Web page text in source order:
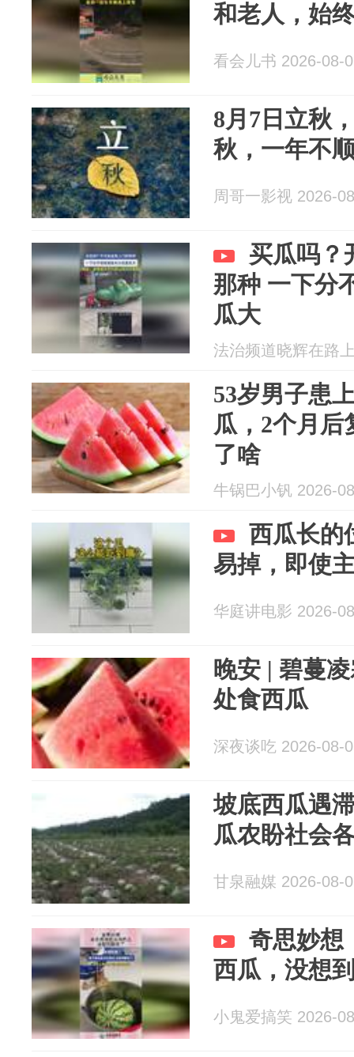
和老人，始
看会儿书 2026-08-
8月7日立秋
秋，一年不
周哥一影视 2026-
买瓜吗？
那种 一下分
瓜大
法治频道晓辉在路
53岁男子患
瓜，2个月后
了啥
牛锅巴小钒 2026-
西瓜长的
易掉，即使
华庭讲电影 2026-
晚安 | 碧蔓
处食西瓜
深夜谈吃 2026-08-
坡底西瓜遇
瓜农盼社会
甘泉融媒 2026-08-
奇思妙想
西瓜，没想
小鬼爱搞笑 2026-